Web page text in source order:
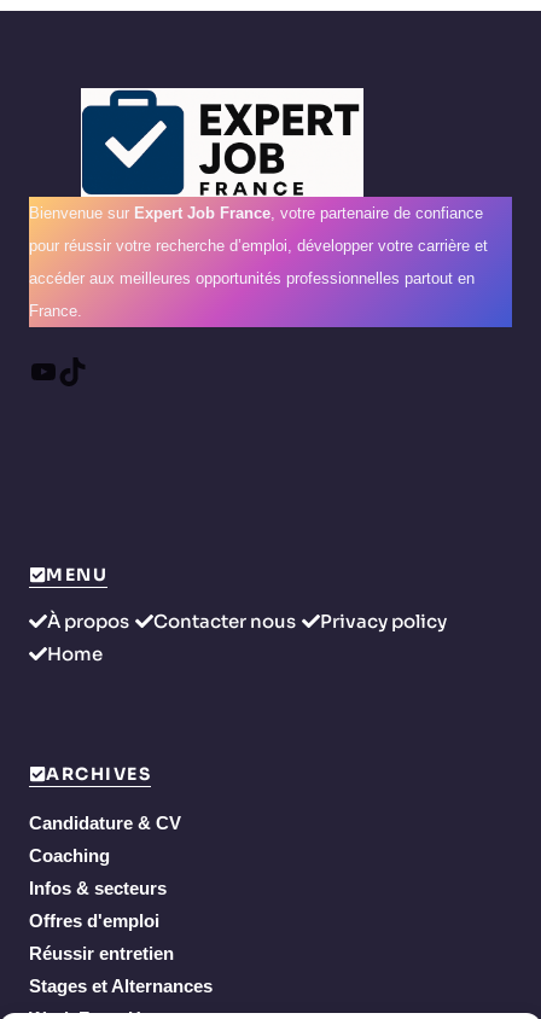
Bienvenue sur Expert Job France , votre partenaire de confiance
pour réussir votre recherche d’emploi, développer votre carrière et
accéder aux meilleures opportunités professionnelles partout en
France.
YouTube
TikTok
MENU
À propos Contacter nous
Privacy policy
Home
ARCHIVES
Candidature & CV
Coaching
Infos & secteurs
Offres d'emploi
Réussir entretien
Stages et Alternances